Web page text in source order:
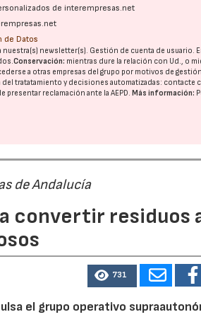
de interempresas.net
de Datos
nuestra(s) newsletter(s). Gestión de cuenta de usuario.
Conservación: mientras dure la relación con Ud., o
a otras empresas del grupo por motivos de
tratatamiento y decisiones automatizadas: contacte
presentar reclamación ante laAEPD. Más información:
de Andalucía
convertir residuos
731
el grupo operativo